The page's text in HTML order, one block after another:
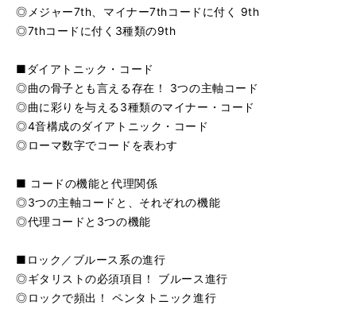
◎メジャー7th、マイナー7thコードに付く 9th
◎7thコードに付く3種類の9th
■ダイアトニック・コード
◎曲の骨子とも言える存在！ 3つの主軸コード
◎曲に彩りを与える3種類のマイナー・コード
◎4音構成のダイアトニック・コード
◎ローマ数字でコードを表わす
■ コードの機能と代理関係
◎3つの主軸コードと、それぞれの機能
◎代理コードと3つの機能
■ロック／ブルース系の進行
◎ギタリストの必須項目！ ブルース進行
◎ロックで頻出！ ペンタトニック進行